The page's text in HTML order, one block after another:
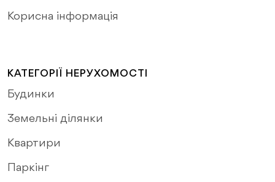
Корисна інформація
КАТЕГОРІЇ НЕРУХОМОСТІ
Будинки
Земельні ділянки
Квартири
Паркінг